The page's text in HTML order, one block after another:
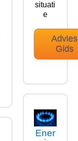
situati
e
Advies
Gids
Ener